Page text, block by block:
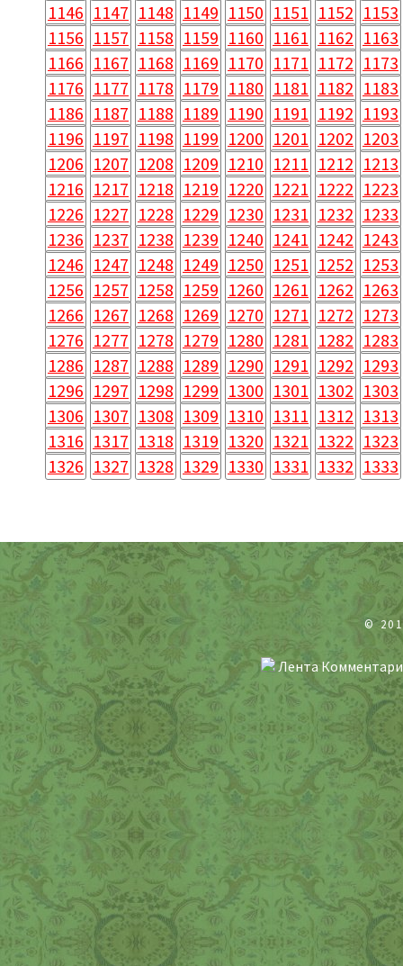
1146 1147 1148 1149 1150 1151 1152 1153
1156 1157 1158 1159 1160 1161 1162 1163
1166 1167 1168 1169 1170 1171 1172 1173
1176 1177 1178 1179 1180 1181 1182 1183
1186 1187 1188 1189 1190 1191 1192 1193
1196 1197 1198 1199 1200 1201 1202 1203
1206 1207 1208 1209 1210 1211 1212 1213
1216 1217 1218 1219 1220 1221 1222 1223
1226 1227 1228 1229 1230 1231 1232 1233
1236 1237 1238 1239 1240 1241 1242 1243
1246 1247 1248 1249 1250 1251 1252 1253
1256 1257 1258 1259 1260 1261 1262 1263
1266 1267 1268 1269 1270 1271 1272 1273
1276 1277 1278 1279 1280 1281 1282 1283
1286 1287 1288 1289 1290 1291 1292 1293
1296 1297 1298 1299 1300 1301 1302 1303
1306 1307 1308 1309 1310 1311 1312 1313
1316 1317 1318 1319 1320 1321 1322 1323
1326 1327 1328 1329 1330 1331 1332 1333
©
Лента